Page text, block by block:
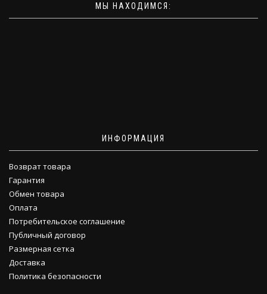
МЫ НАХОДИМСЯ:
ИНФОРМАЦИЯ
Возврат товара
Гарантия
Обмен товара
Оплата
Потребительское соглашение
Публичный договор
Размерная сетка
Доставка
Политика безопасности